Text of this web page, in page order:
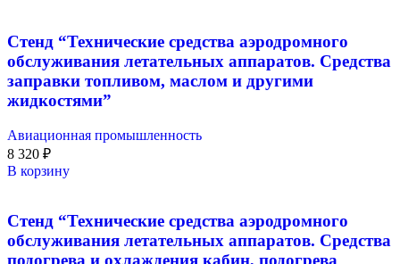
Стенд “Технические средства аэродромного
обслуживания летательных аппаратов. Средства
заправки топливом, маслом и другими
жидкостями”
Авиационная промышленность
8 320 ₽
В корзину
Стенд “Технические средства аэродромного
обслуживания летательных аппаратов. Средства